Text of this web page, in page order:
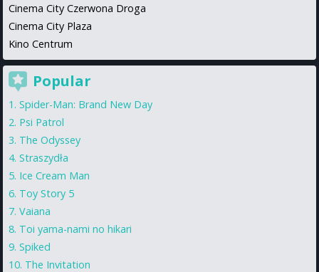
Cinema City Czerwona Droga
Cinema City Plaza
Kino Centrum
Popular
Spider-Man: Brand New Day
Psi Patrol
The Odyssey
Straszydła
Ice Cream Man
Toy Story 5
Vaiana
Toi yama-nami no hikari
Spiked
The Invitation